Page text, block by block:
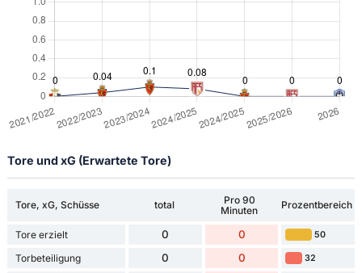
Tore und xG (Erwartete Tore)
Tore, xG, Schüsse total
Pro 90
Minuten
Prozentbereich
Tore erzielt 0 0 50
Torbeteiligung 0 0 32